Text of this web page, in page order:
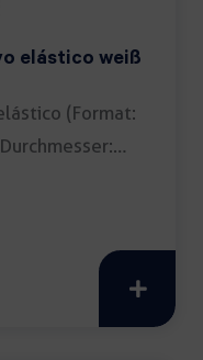
elástico weiß
(Format: